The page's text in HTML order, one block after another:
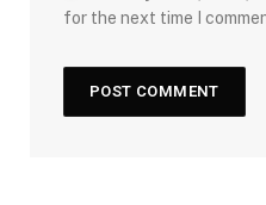
for the next time I